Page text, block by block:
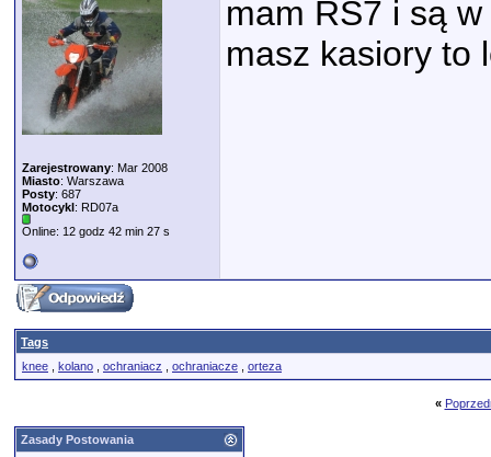
Zarejestrowany: Mar 2008
Miasto: Warszawa
Posty: 687
Motocykl: RD07a
Online: 12 godz 42 min 27 s
mam RS7 i są
masz kasiory to
Tags
knee
kolano ochraniacz ochraniacze orteza
«
Zasady Postowania